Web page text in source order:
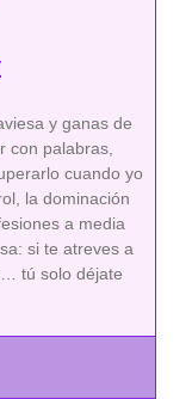
y ganas de
con palabras,
cuando yo
la dominación
a media
si te atreves a
tú solo déjate